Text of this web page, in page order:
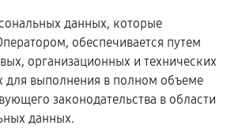
данных, которые
обеспечивается путем
организационных и технических
для выполнения в полном объеме
законодательства в области
данных.